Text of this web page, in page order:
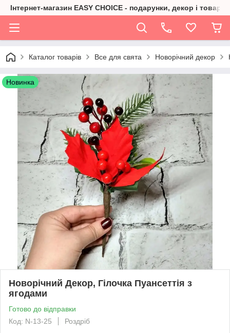
Інтернет-магазин EASY CHOICE - подарунки, декор і товари
Каталог товарів Все для свята Новорічний декор
Новинка
Новорічний Декор, Гілочка Пуансеттія з
ягодами
Готово до відправки
Код: N-13-25
Роздріб